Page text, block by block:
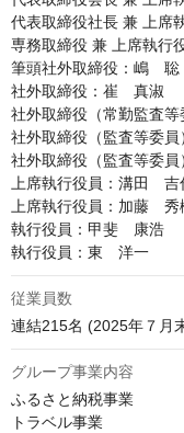
代表取締役社長 兼 上席
専務取締役 兼 上席執行
筆頭社外取締役：嶋　聡
社外取締役：崔　真淑
社外取締役（常勤監査
社外取締役（監査等委
社外取締役（監査等委員
上席執行役員：溝田　吉
上席執行役員：加藤　秀
執行役員：甲斐　康浩
執行役員：東　洋一
従業員数
連結215名 (2025年７月
グループ事業内容
ふるさと納税事業
トラベル事業